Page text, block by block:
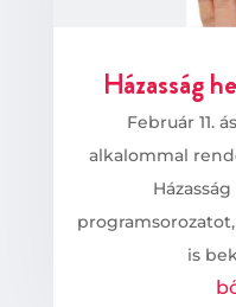
Házasság
Február 11.
alkalommal
is